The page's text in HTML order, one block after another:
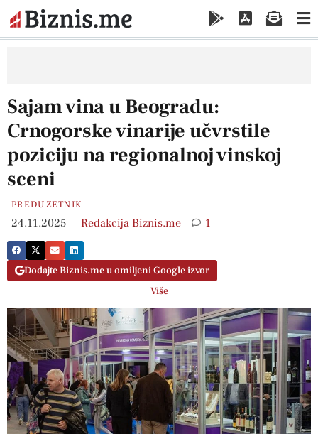
Sajam vina u Beogradu:
Crnogorske vinarije učvrstile
poziciju na regionalnoj vinskoj
sceni
PREDUZETNIK
24.11.2025 Redakcija Biznis.me 1
Dodajte Biznis.me u omiljeni Google izvor
Više